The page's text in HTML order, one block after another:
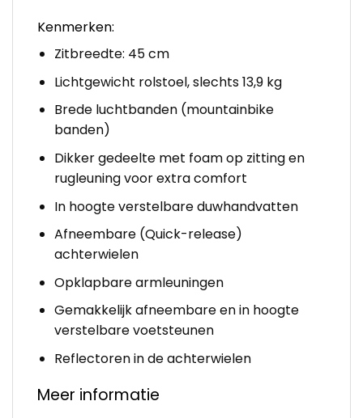
Kenmerken:
Zitbreedte: 45 cm
Lichtgewicht rolstoel, slechts 13,9 kg
Brede luchtbanden (mountainbike
banden)
Dikker gedeelte met foam op zitting en
rugleuning voor extra comfort
In hoogte verstelbare duwhandvatten
Afneembare (Quick-release)
achterwielen
Opklapbare armleuningen
Gemakkelijk afneembare en in hoogte
verstelbare voetsteunen
Reflectoren in de achterwielen
Meer informatie